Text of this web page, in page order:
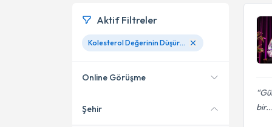
bir...
Aktif Filtreler
Kolesterol Değerinin Düşürülmesi
Online Görüşme
Online danışmanlık sunan
Şehir